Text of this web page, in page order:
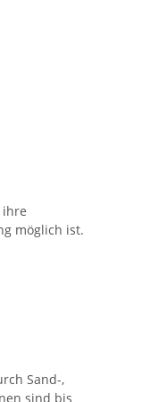
ihre
möglich ist.
Sand-,
sind bis